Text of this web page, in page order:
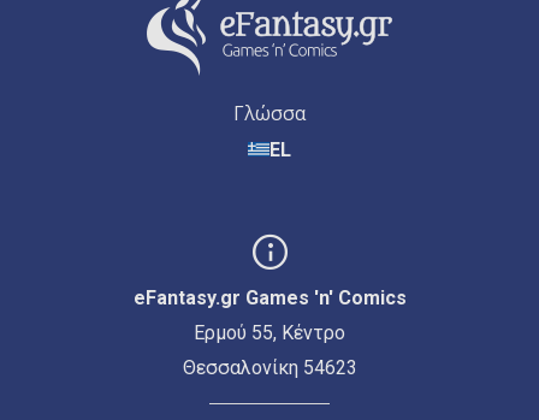
Γλώσσα
EL
eFantasy.gr Games 'n' Comics
Ερμού 55, Κέντρο
Θεσσαλονίκη 54623